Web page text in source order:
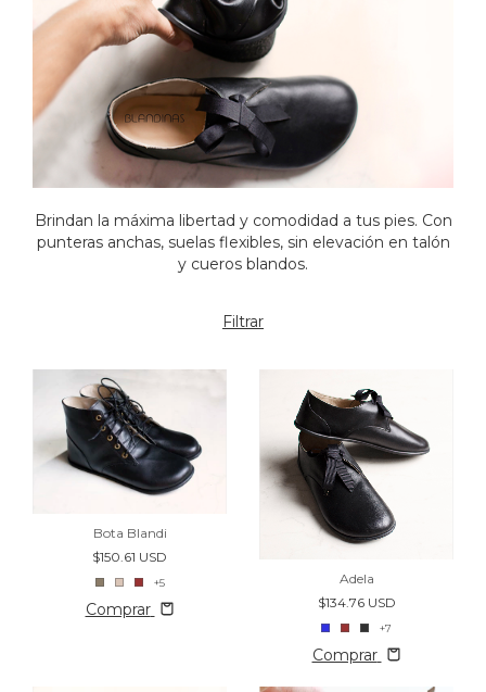
Brindan la máxima libertad y comodidad a tus pies. Con
punteras anchas, suelas flexibles, sin elevación en talón
y cueros blandos.
Filtrar
Bota Blandi
$150.61 USD
+5
Comprar
Adela
$134.76 USD
+7
Comprar